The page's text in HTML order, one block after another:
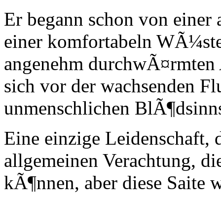
Er begann schon von einer
einer komfortabeln
angenehm
sich vor der wachsenden
unmenschlichen
Eine einzige Leidenschaft,
allgemeinen Verachtung,
kÃ¶nnen, aber diese Saite